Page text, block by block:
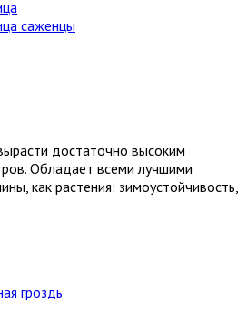
достаточно высоким
Обладает всеми лучшими
как растения: зимоустойчивость,